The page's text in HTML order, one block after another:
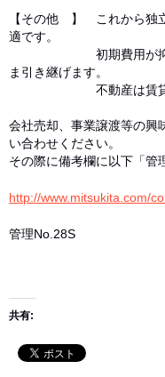
【その他 】 これから独
適です。
初期費用が抑えられ
ま引き継げます。
不動産は賃貸
会社売却、事業譲渡等の興
い合わせください。
その際に備考欄に以下「管
http://www.mitsukita.com/
管理No.28S
共有: